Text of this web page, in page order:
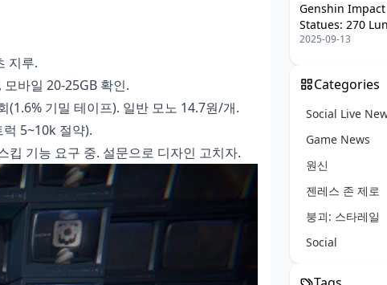
지루.
바일 20-25GB 확인.
(1.6% 기밀 테이프). 일반 모노 14.7원/개.
5~10k 절약).
킵 기능 요구 중. 설문으로 디자인 고치자.
Genshin
Statues: 270
2025-09-13
Categories
Social Live
Game News
원신
젠레스 존 제로
붕괴: 스타레일
Social